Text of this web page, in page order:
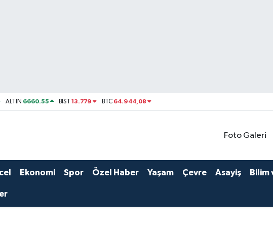
ALTIN 6660.55 BİST13.779 BTC 64.944,08
Foto Galeri
Ekonomi Spor Özel Haber Yaşam Çevre Asayiş Bilim